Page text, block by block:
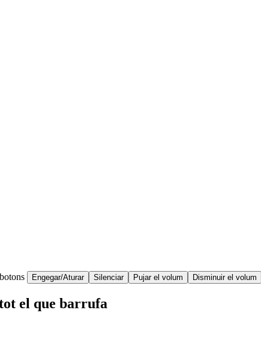
Engegar/Aturar Silenciar Pujar el volum Disminuir el volum
el que barrufa